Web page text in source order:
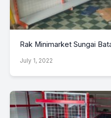
Rak Minimarket Sungai
July 1, 2022